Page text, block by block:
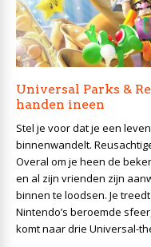
Universal Parks &
handen ineen
Stel je voor dat je een
binnenwandelt.
Overal om je heen de
en al zijn vrienden zijn
binnen te loodsen. Je
Nintendo’s beroemde
komt naar drie Universal-